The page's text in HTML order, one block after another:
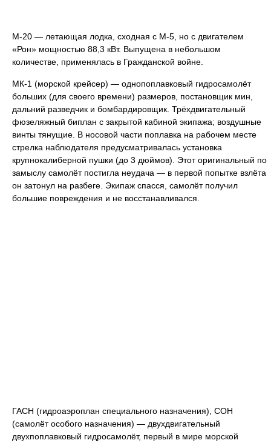
М-20 — летающая лодка, сходная с М-5, но с двигателем
«Рон» мощностью 88,3 кВт. Выпущена в небольшом
количестве, применялась в Гражданской войне.
МК-1 (морской крейсер) — однопоплавковый гидросамолёт
больших (для своего времени) размеров, постановщик мин,
дальний разведчик и бомбардировщик. Трёхдвигательный
фюзеляжный биплан с закрытой кабиной экипажа; воздушные
винты тянущие. В носовой части поплавка на рабочем месте
стрелка наблюдателя предусматривалась установка
крупнокалиберной пушки (до 3 дюймов). Этот оригинальный по
замыслу самолёт постигла неудача — в первой попытке взлёта
он затонул на разбеге. Экипаж спасся, самолёт получил
большие повреждения и не восстанавливался.
ГАСН (гидроаэроплан специального назначения), СОН
(самолёт особого назначения) — двухдвигательный
двухпоплавковый гидросамолёт, первый в мире морской